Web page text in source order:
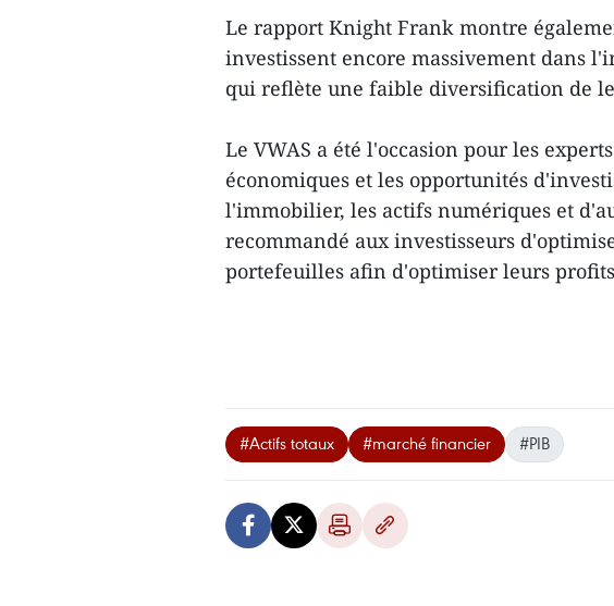
Le rapport Knight Frank montre
investissent encore massivement dans
qui reflète une faible diversification de
Le VWAS a été l'occasion pour les
économiques et les opportunités
l'immobilier, les actifs numériques et
recommandé aux investisseurs
portefeuilles afin d'optimiser leurs
#Actifs totaux #marché financier #PIB